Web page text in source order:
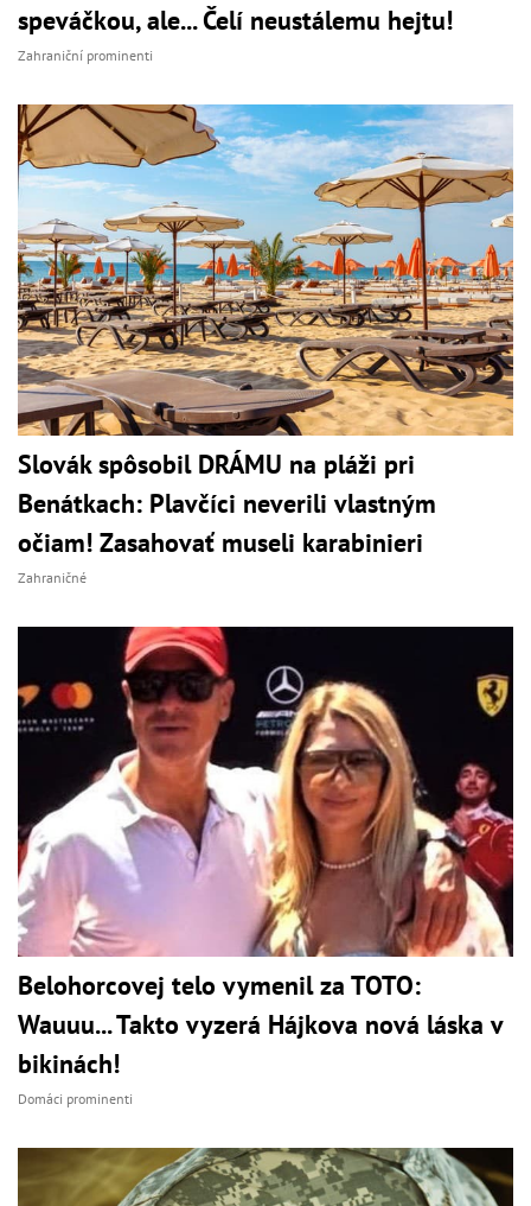
speváčkou, ale... Čelí neustálemu hejtu!
Zahraniční prominenti
Slovák spôsobil DRÁMU na pláži pri
Benátkach: Plavčíci neverili vlastným
očiam! Zasahovať museli karabinieri
Zahraničné
Belohorcovej telo vymenil za TOTO:
Wauuu... Takto vyzerá Hájkova nová láska v
bikinách!
Domáci prominenti